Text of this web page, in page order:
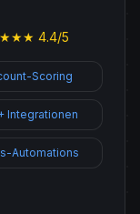
4.4/5
Scoring
Integrationen
Automations